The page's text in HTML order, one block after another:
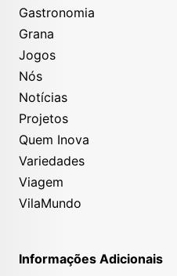
Gastronomia
Grana
Jogos
Nós
Notícias
Projetos
Quem Inova
Variedades
Viagem
VilaMundo
Informações Adicionais